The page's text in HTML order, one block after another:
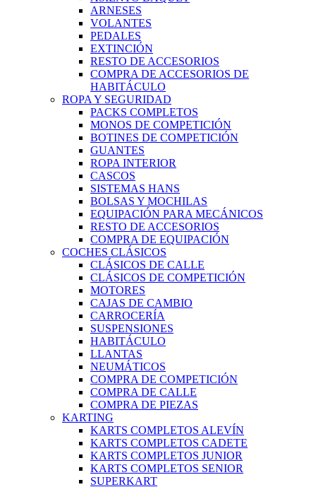
ARNESES
VOLANTES
PEDALES
EXTINCIÓN
RESTO DE ACCESORIOS
COMPRA DE ACCESORIOS DE
HABITÁCULO
ROPA Y SEGURIDAD
PACKS COMPLETOS
MONOS DE COMPETICIÓN
BOTINES DE COMPETICIÓN
GUANTES
ROPA INTERIOR
CASCOS
SISTEMAS HANS
BOLSAS Y MOCHILAS
EQUIPACIÓN PARA MECÁNICOS
RESTO DE ACCESORIOS
COMPRA DE EQUIPACIÓN
COCHES CLÁSICOS
CLÁSICOS DE CALLE
CLÁSICOS DE COMPETICIÓN
MOTORES
CAJAS DE CAMBIO
CARROCERÍA
SUSPENSIONES
HABITÁCULO
LLANTAS
NEUMÁTICOS
COMPRA DE COMPETICIÓN
COMPRA DE CALLE
COMPRA DE PIEZAS
KARTING
KARTS COMPLETOS ALEVÍN
KARTS COMPLETOS CADETE
KARTS COMPLETOS JUNIOR
KARTS COMPLETOS SENIOR
SUPERKART